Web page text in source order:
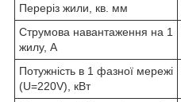
Переріз жили, кв. мм
Струмова навантаження на 1
жилу, А
Потужність в 1 фазної мережі
(U=220V), кВт